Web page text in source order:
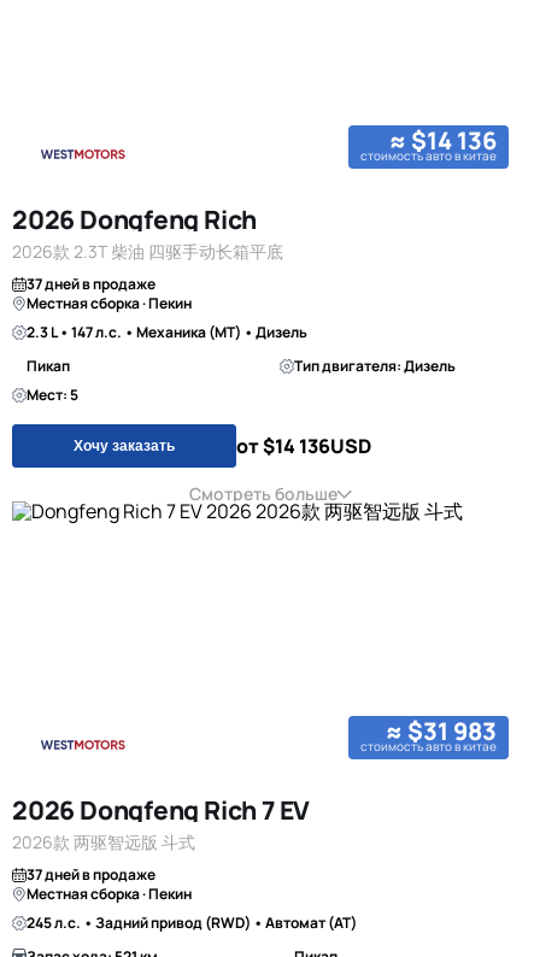
≈ $14 136
стоимость авто в китае
2026 Dongfeng Rich
2026款 2.3T 柴油 四驱手动长箱平底
37 дней в продаже
Местная сборка · Пекин
2.3 L • 147 л.с. • Механика (MT) • Дизель
Пикап
Тип двигателя: Дизель
Мест: 5
Хочу заказать от $14 136USD
Смотреть больше
≈ $31 983
стоимость авто в китае
2026 Dongfeng Rich 7 EV
2026款 两驱智远版 斗式
37 дней в продаже
Местная сборка · Пекин
245 л.с. • Задний привод (RWD) • Автомат (AT)